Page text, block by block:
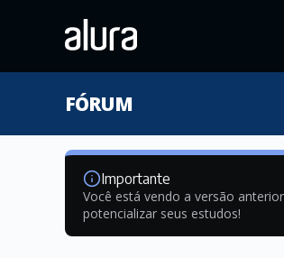
FÓRUM
Importante
Você está vendo a versão
potencializar seus estudos!